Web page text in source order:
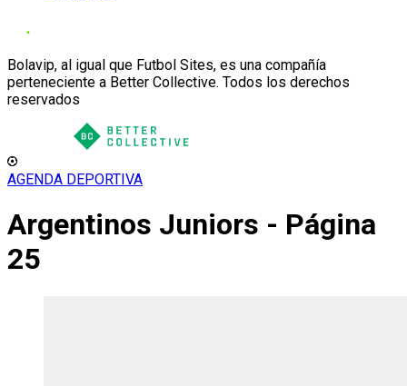
Bolavip, al igual que Futbol Sites, es una compañía
perteneciente a Better Collective. Todos los derechos
reservados
AGENDA DEPORTIVA
Argentinos Juniors - Página
25